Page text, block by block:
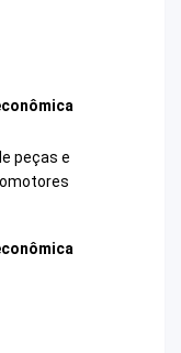
peças e